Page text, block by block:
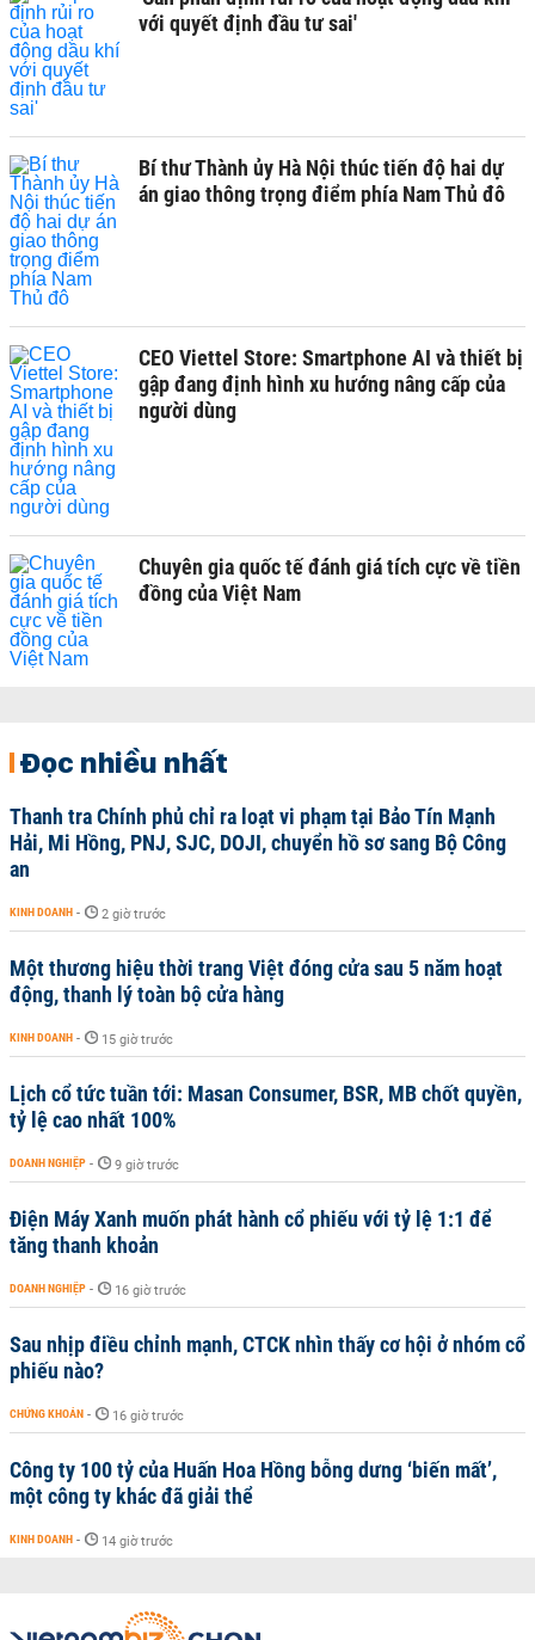
với quyết định đầu tư sai'
Bí thư Thành ủy Hà Nội thúc tiến độ hai dự
án giao thông trọng điểm phía Nam Thủ đô
CEO Viettel Store: Smartphone AI và thiết bị
gập đang định hình xu hướng nâng cấp của
người dùng
Chuyên gia quốc tế đánh giá tích cực về tiền
đồng của Việt Nam
Đọc nhiều nhất
Thanh tra Chính phủ chỉ ra loạt vi phạm tại Bảo Tín Mạnh
Hải, Mi Hồng, PNJ, SJC, DOJI, chuyển hồ sơ sang Bộ Công
an
KINH DOANH - 2 giờ trước
Một thương hiệu thời trang Việt đóng cửa sau 5 năm hoạt
động, thanh lý toàn bộ cửa hàng
KINH DOANH - 15 giờ trước
Lịch cổ tức tuần tới: Masan Consumer, BSR, MB chốt quyền,
tỷ lệ cao nhất 100%
DOANH NGHIỆP - 9 giờ trước
Điện Máy Xanh muốn phát hành cổ phiếu với tỷ lệ 1:1 để
tăng thanh khoản
DOANH NGHIỆP - 16 giờ trước
Sau nhịp điều chỉnh mạnh, CTCK nhìn thấy cơ hội ở nhóm cổ
phiếu nào?
CHỨNG KHOÁN - 16 giờ trước
Công ty 100 tỷ của Huấn Hoa Hồng bỗng dưng ‘biến mất’,
một công ty khác đã giải thể
KINH DOANH - 14 giờ trước